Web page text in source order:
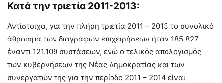
Κατά την τριετία 2011-2013:
Αντίστοιχα, για την πλήρη τριετία 2011 – 2013 το συνολικό
άθροισμα των διαγραφών επιχειρήσεων ήταν 185.827
έναντι 121.109 συστάσεων, ενώ ο τελικός απολογισμός
των κυβερνήσεων της Νέας Δημοκρατίας και των
συνεργατών της για την περίοδο 2011 – 2014 είναι